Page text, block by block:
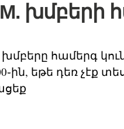
խմբերի
համերգ
եթե դեռ չէք